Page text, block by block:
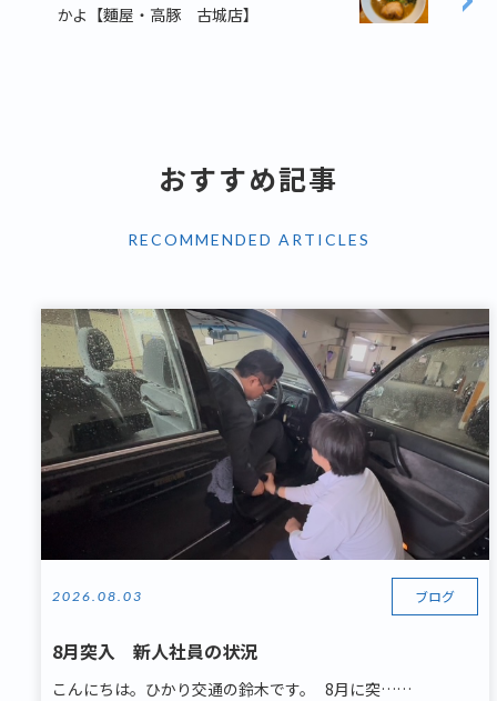
かよ【麵屋・高豚 古城店】
おすすめ記事
RECOMMENDED ARTICLES
2026.08.03 ブログ
8月突入 新人社員の状況
こんにちは。ひかり交通の鈴木です。 8月に突……